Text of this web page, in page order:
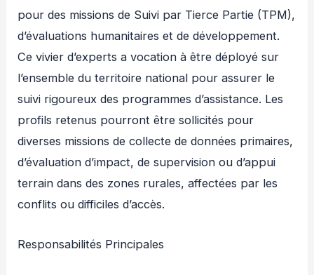
pour des missions de Suivi par Tierce Partie (TPM),
d’évaluations humanitaires et de développement.
Ce vivier d’experts a vocation à être déployé sur
l’ensemble du territoire national pour assurer le
suivi rigoureux des programmes d’assistance. Les
profils retenus pourront être sollicités pour
diverses missions de collecte de données primaires,
d’évaluation d’impact, de supervision ou d’appui
terrain dans des zones rurales, affectées par les
conflits ou difficiles d’accès.
Responsabilités Principales